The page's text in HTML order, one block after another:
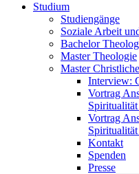
Studium
Studiengänge
Soziale Arbeit
Bachelor
Master Theologie
Master
Interview:
Vortrag
Vortrag
Kontakt
Spenden
Presse